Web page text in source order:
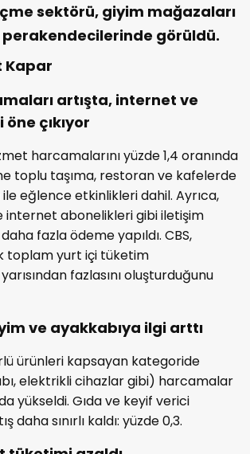
sektörü, giyim mağazaları
görüldü.
Kapar
artışta, internet ve
çıkıyor
harcamalarını yüzde 1,4 oranında
toplu taşıma, restoran ve kafelerde
eğlence etkinlikleri dahil. Ayrıca,
internet abonelikleri gibi iletişim
fazla ödeme yapıldı. CBS,
toplam yurt içi tüketim
fazlasını oluşturduğunu
ve ayakkabıya ilgi arttı
ürünleri kapsayan kategoride
elektrikli cihazlar gibi) harcamalar
yükseldi. Gıda ve keyif verici
daha sınırlı kaldı: yüzde 0,3.